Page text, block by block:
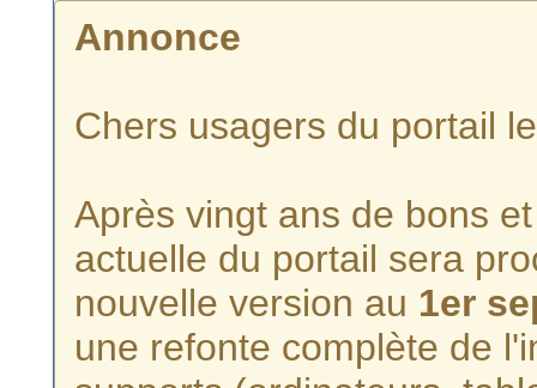
Annonce
Chers usagers du portail
Après vingt ans de bons
actuelle du portail sera
nouvelle version au 1er
une refonte complète de